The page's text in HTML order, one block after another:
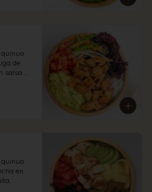
quinua
de
salsa
quinua
en